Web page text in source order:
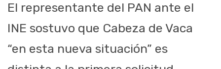
El representante del PAN ante el
INE sostuvo que Cabeza de Vaca
“en esta nueva situación” es